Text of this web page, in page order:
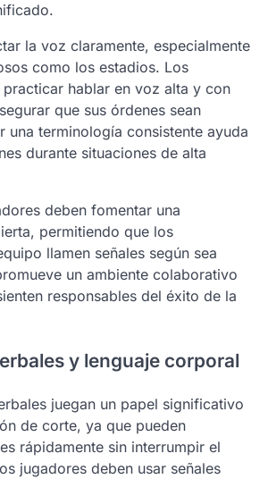
la voz claramente, especialmente
como los estadios. Los
hablar en voz alta y con
que sus órdenes sean
una terminología consistente ayuda
durante situaciones de alta
deben fomentar una
permitiendo que los
llamen señales según sea
un ambiente colaborativo
responsables del éxito de la
y lenguaje corporal
juegan un papel significativo
de corte, ya que pueden
rápidamente sin interrumpir el
jugadores deben usar señales